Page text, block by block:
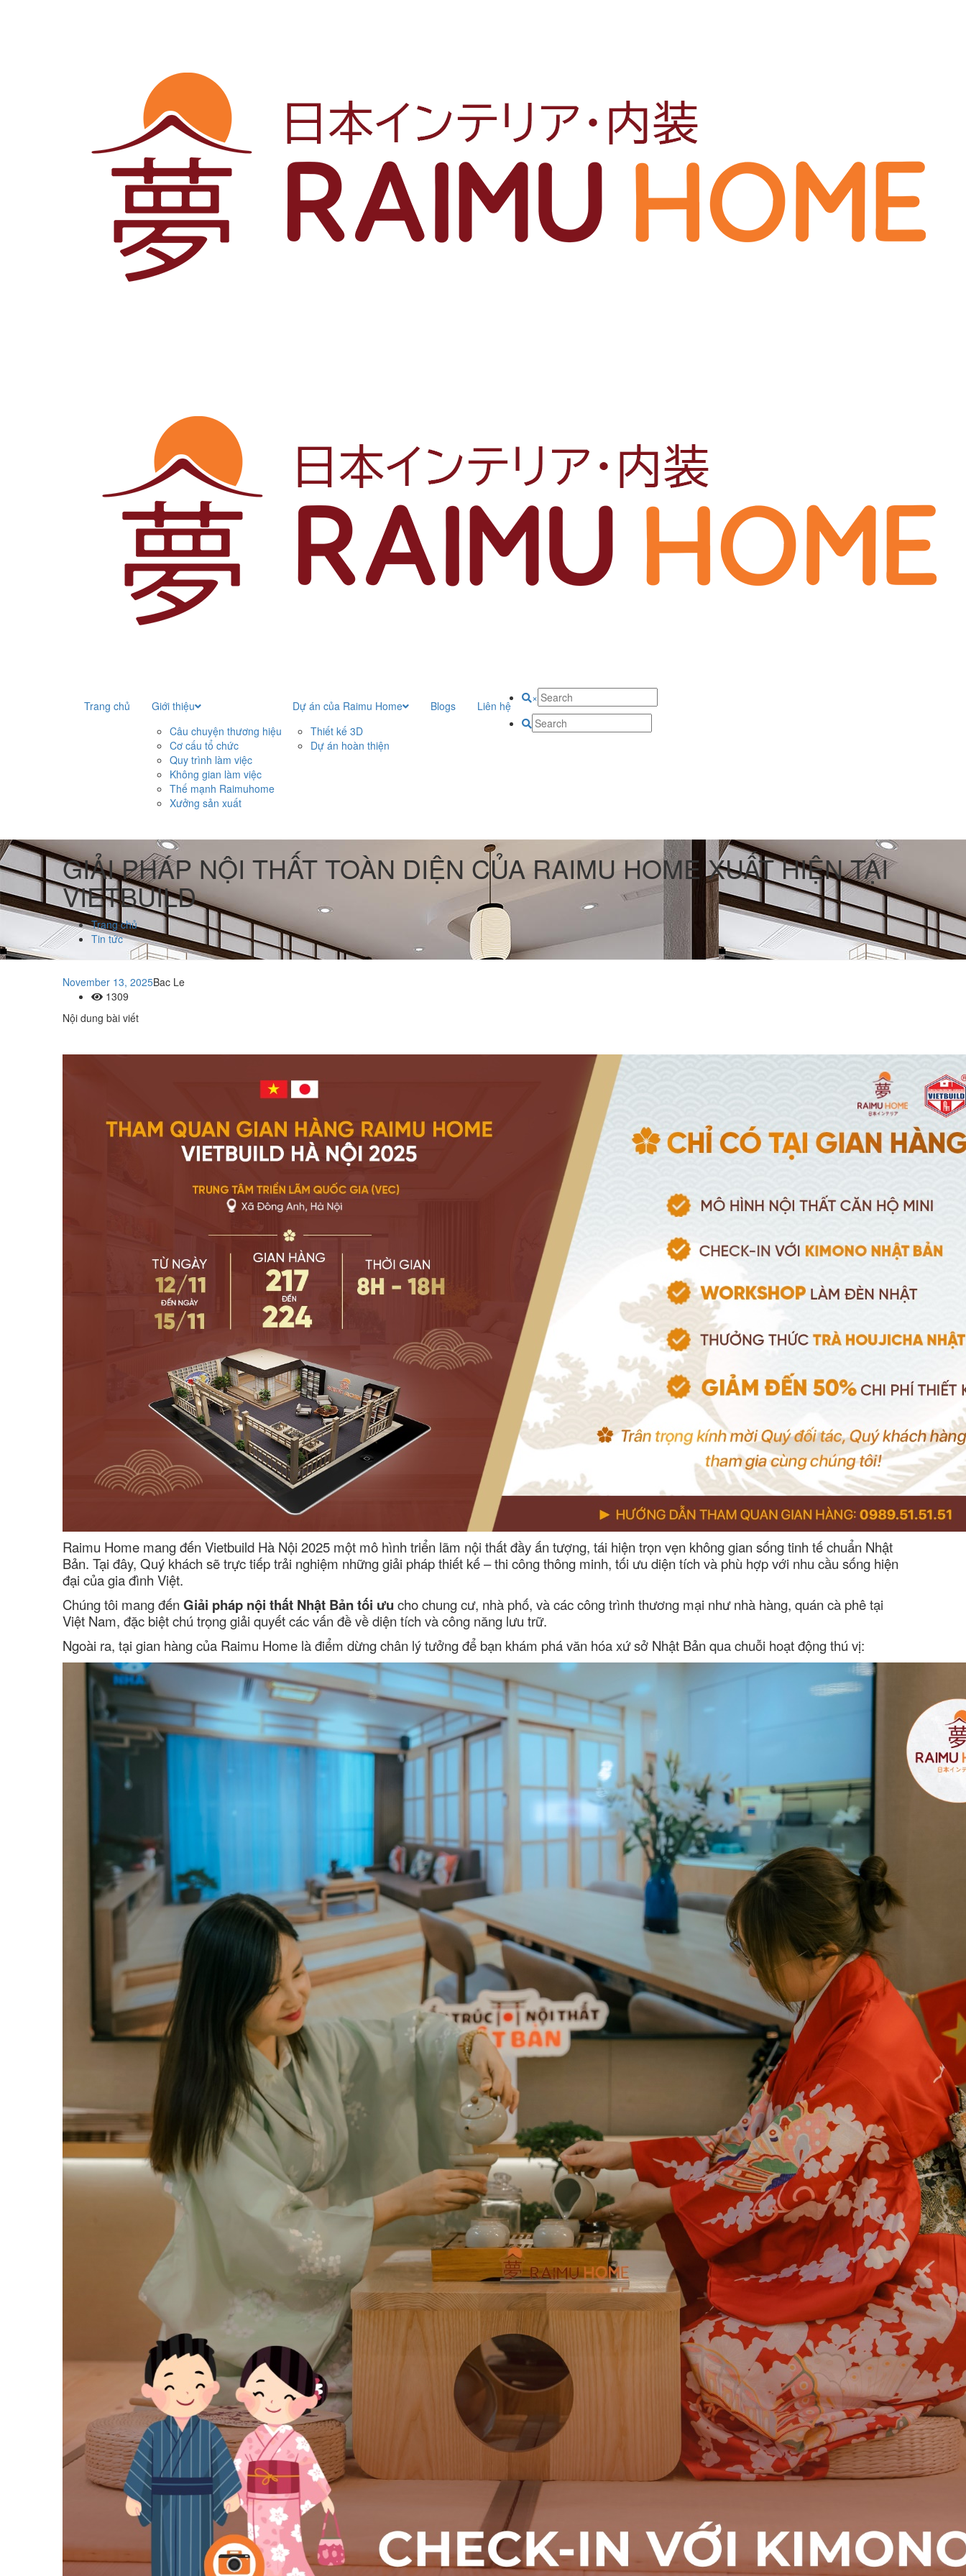
Trang chủ
Giới thiệu
Câu chuyện thương hiệu
Cơ cấu tổ chức
Quy trình làm việc
Không gian làm việc
Thế mạnh Raimuhome
Xưởng sản xuất
Dự án của Raimu Home
Thiết kế 3D
Dự án hoàn thiện
Blogs Liên hệ
×
GIẢI PHÁP NỘI THẤT TOÀN DIỆN CỦA RAIMU HOME XUẤT HIỆN TẠI
VIETBUILD
Trang chủ
Tin tức
November 13, 2025Bac Le
1309
Nội dung bài viết
Raimu Home mang đến Vietbuild Hà Nội 2025 một mô hình triển lãm nội thất đầy ấn tượng, tái hiện trọn vẹn không gian sống tinh tế chuẩn Nhật
Bản. Tại đây, Quý khách sẽ trực tiếp trải nghiệm những giải pháp thiết kế – thi công thông minh, tối ưu diện tích và phù hợp với nhu cầu sống hiện
đại của gia đình Việt.
Chúng tôi mang đến Giải pháp nội thất Nhật Bản tối ưu cho chung cư, nhà phố, và các công trình thương mại như nhà hàng, quán cà phê tại
Việt Nam, đặc biệt chú trọng giải quyết các vấn đề về diện tích và công năng lưu trữ.
Ngoài ra, tại gian hàng của Raimu Home là điểm dừng chân lý tưởng để bạn khám phá văn hóa xứ sở Nhật Bản qua chuỗi hoạt động thú vị: